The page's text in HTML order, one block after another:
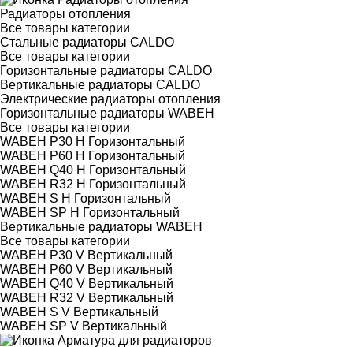
Радиаторы отопления
Все товары категории
Стальные радиаторы CALDO
Все товары категории
Горизонтальные радиаторы CALDO
Вертикальные радиаторы CALDO
Электрические радиаторы отопления
Горизонтальные радиаторы WABEH
Все товары категории
WABEH P30 H Горизонтальный
WABEH P60 H Горизонтальный
WABEH Q40 H Горизонтальный
WABEH R32 H Горизонтальный
WABEH S H Горизонтальный
WABEH SP H Горизонтальный
Вертикальные радиаторы WABEH
Все товары категории
WABEH P30 V Вертикальный
WABEH P60 V Вертикальный
WABEH Q40 V Вертикальный
WABEH R32 V Вертикальный
WABEH S V Вертикальный
WABEH SP V Вертикальный